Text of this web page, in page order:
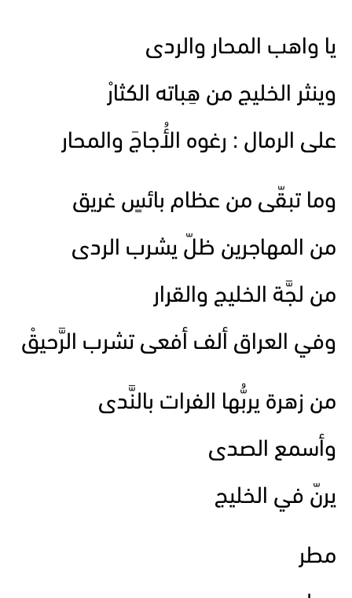
يا واهب المحار والردى
وينثر الخليج من هِباته الكثارْ
على الرمال : رغوه الأُجاجَ والمحار
وما تبقّى من عظام بائسٍ غريق
من المهاجرين ظلّ يشرب الردى
من لجَّة الخليج والقرار
وفي العراق ألف أفعى تشرب الرَّحيقْ
من زهرة يربُّها الفرات بالنَّدى
وأسمع الصدى
يرنّ في الخليج
مطر